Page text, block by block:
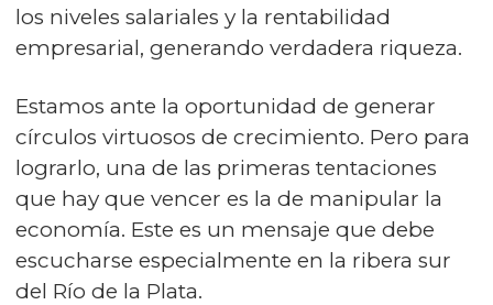
los niveles salariales y la rentabilidad
empresarial, generando verdadera riqueza.
Estamos ante la oportunidad de generar
círculos virtuosos de crecimiento. Pero para
lograrlo, una de las primeras tentaciones
que hay que vencer es la de manipular la
economía. Este es un mensaje que debe
escucharse especialmente en la ribera sur
del Río de la Plata.